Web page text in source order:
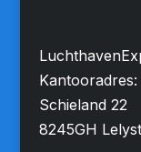
Kantooradres:
Schieland 22
8245GH